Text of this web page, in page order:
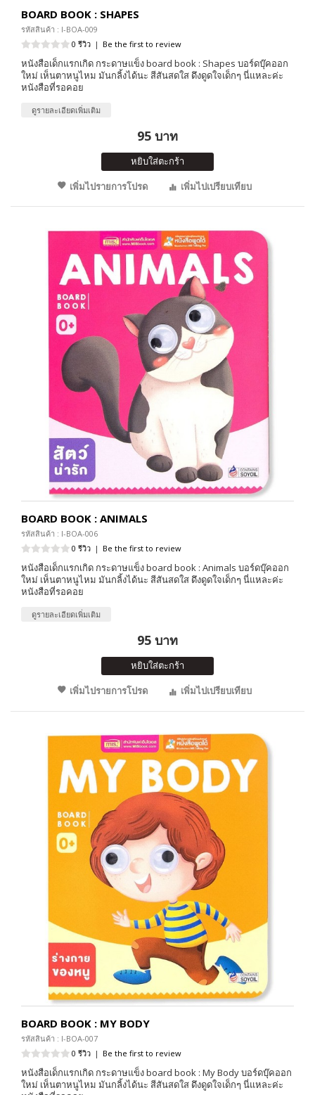
BOARD BOOK : SHAPES
รหัสสินค้า : I-BOA-009
0 รีวิว | Be the first to review
หนังสือเด็กแรกเกิด กระดาษแข็ง board book : Shapes บอร์ดบุ๊คออก
ใหม่ เห็นตาหนูไหม มันกลิ้งได้นะ สีสันสดใส ดึงดูดใจเด็กๆ นี่แหละค่ะ
หนังสือที่รอคอย
ดูรายละเอียดเพิ่มเติม
95 บาท
หยิบใส่ตะกร้า
เพิ่มไปรายการโปรด
เพิ่มไปเปรียบเทียบ
BOARD BOOK : ANIMALS
รหัสสินค้า : I-BOA-006
0 รีวิว | Be the first to review
หนังสือเด็กแรกเกิด กระดาษแข็ง board book : Animals บอร์ดบุ๊คออก
ใหม่ เห็นตาหนูไหม มันกลิ้งได้นะ สีสันสดใส ดึงดูดใจเด็กๆ นี่แหละค่ะ
หนังสือที่รอคอย
ดูรายละเอียดเพิ่มเติม
95 บาท
หยิบใส่ตะกร้า
เพิ่มไปรายการโปรด
เพิ่มไปเปรียบเทียบ
BOARD BOOK : MY BODY
รหัสสินค้า : I-BOA-007
0 รีวิว | Be the first to review
หนังสือเด็กแรกเกิด กระดาษแข็ง board book : My Body บอร์ดบุ๊คออก
ใหม่ เห็นตาหนูไหม มันกลิ้งได้นะ สีสันสดใส ดึงดูดใจเด็กๆ นี่แหละค่ะ